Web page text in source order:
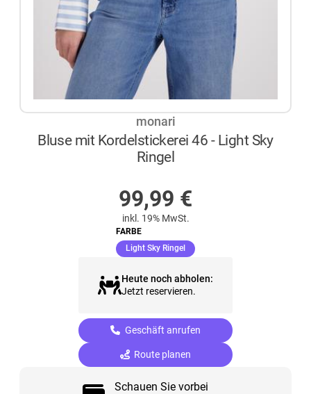
monari
Bluse mit Kordelstickerei 46 - Light Sky
Ringel
99,99 €
inkl. 19% MwSt.
FARBE
Light Sky Ringel(ausgewählt)
Heute noch abholen:
Jetzt reservieren.
Geschäft anrufen
Route planen
Schauen Sie vorbei